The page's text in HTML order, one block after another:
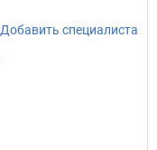
Добавить специалиста